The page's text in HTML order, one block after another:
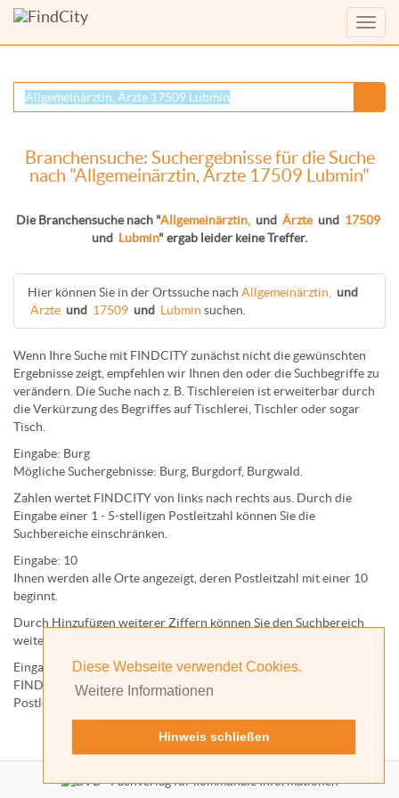
Diese Webseite verwendet Cookies.
Weitere Informationen
Hinweis schließen
Menü
Branchensuche: Suchergebnisse für die Suche
nach "Allgemeinärztin, Ärzte 17509 Lubmin"
Die Branchensuche nach "Allgemeinärztin, und Ärzte und 17509
und Lubmin" ergab leider keine Treffer.
Hier können Sie in der Ortssuche nach Allgemeinärztin,
und
Ärzte und 17509 und Lubmin suchen.
Wenn Ihre Suche mit FINDCITY zunächst nicht die gewünschten
Ergebnisse zeigt, empfehlen wir Ihnen den oder die Suchbegriffe zu
verändern. Die Suche nach z. B. Tischlereien ist erweiterbar durch
die Verkürzung des Begriffes aufTischlerei Tischleroder sogar
Tisch
Eingabe: Burg
Mögliche Suchergebnisse: Burg Burgdorf, Burgwald.
Zahlen wertet FINDCITY von links nach rechts aus. Durch die
Eingabe einer 1 - 5-stelligen Postleitzahl können Sie die
Suchbereiche einschränken.
Eingabe: 10
Ihnen werden alle Orteangezeigt, deren Postleitzahl mit einer 10
beginnt.
Durch Hinzufügen weiterer Ziffern können Sie den Suchbereich
weiter einschränken.
Eingabe:
10585
FINDCITY präsentiert Ihnen ausschließlich die zu dieser
Postleitzahl gehörende Kommune; in diesem Fall Berlin.